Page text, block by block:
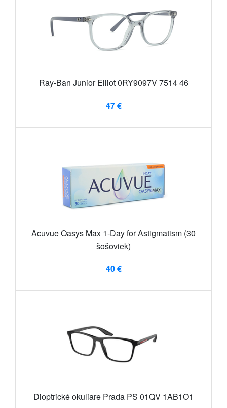
Ray-Ban Junior Elliot 0RY9097V 7514 46
47 €
Acuvue Oasys Max 1-Day for Astigmatism (30
šošoviek)
40 €
Dioptrické okuliare Prada PS 01QV 1AB1O1